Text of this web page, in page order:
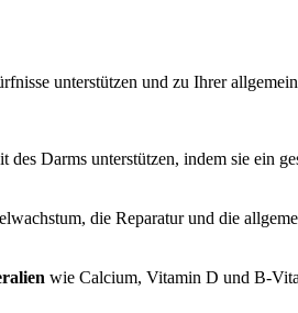
unterstützen und zu Ihrer
des Darms unterstützen, indem sie ein
die Reparatur und die
wie Calcium, Vitamin D und B-